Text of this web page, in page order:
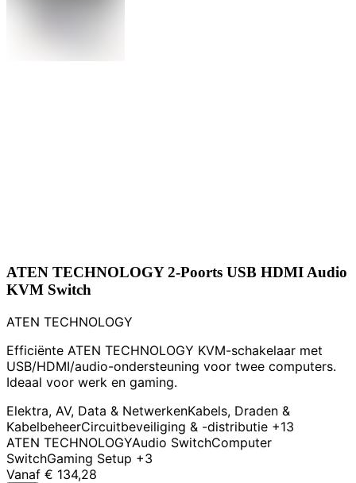
ATEN TECHNOLOGY 2-Poorts USB HDMI Audio
KVM Switch
ATEN TECHNOLOGY
Efficiënte ATEN TECHNOLOGY KVM-schakelaar met
USB/HDMI/audio-ondersteuning voor twee computers.
Ideaal voor werk en gaming.
Elektra, AV, Data & NetwerkenKabels, Draden &
KabelbeheerCircuitbeveiliging & -distributie +13
ATEN TECHNOLOGYAudio SwitchComputer
SwitchGaming Setup +3
Vanaf € 134,28